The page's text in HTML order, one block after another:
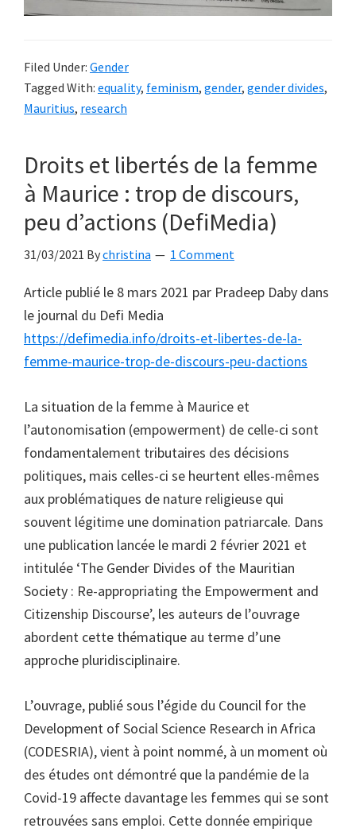
Filed Under: Gender
Tagged With: equality, feminism, gender, gender divides,
Mauritius, research
Droits et libertés de la femme
à Maurice : trop de discours,
peu d’actions (DefiMedia)
31/03/2021 Bychristina 1 Comment
Article publié le 8 mars 2021 par Pradeep Daby dans
le journal du Defi Media
https://defimedia.info/droits-et-libertes-de-la-
femme-maurice-trop-de-discours-peu-dactions
La situation de la femme à Maurice et
l’autonomisation (empowerment) de celle-ci sont
fondamentalement tributaires des décisions
politiques, mais celles-ci se heurtent elles-mêmes
aux problématiques de nature religieuse qui
souvent légitime une domination patriarcale. Dans
une publication lancée le mardi 2 février 2021 et
intitulée ‘The Gender Divides of the Mauritian
Society : Re-appropriating the Empowerment and
Citizenship Discourse’, les auteurs de l’ouvrage
abordent cette thématique au terme d’une
approche pluridisciplinaire.
L’ouvrage, publié sous l’égide du Council for the
Development of Social Science Research in Africa
(CODESRIA), vient à point nommé, à un moment où
des études ont démontré que la pandémie de la
Covid-19 affecte davantage les femmes qui se sont
retrouvées sans emploi. Cette donnée empirique